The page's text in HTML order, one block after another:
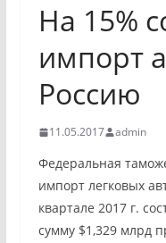
На 15%
импорт
Россию
11.05.2017 admin
Федеральная
импорт легковых
квартале 2017 г.
сумму $1,329 млрд